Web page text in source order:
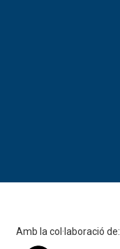
Amb la col·laboració de: